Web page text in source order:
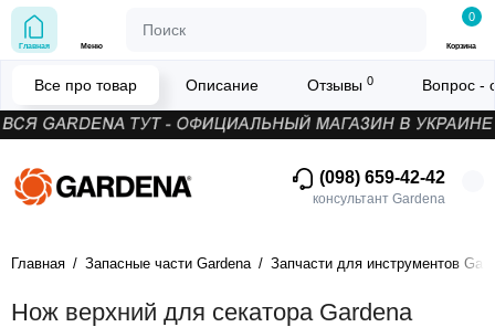
(098) 659-42-42
консультант Gardena
Главная Меню
0
Корзина
Главная Запасные части Gardena Запчасти для инструментов
Нож верхний для секатора Gardena
Все про товар Описание Отзывы 0 Вопрос -